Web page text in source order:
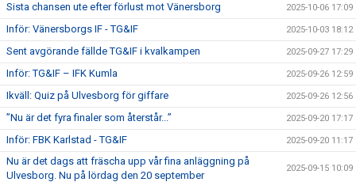
Sista chansen ute efter förlust mot Vänersborg 2025-10-06 17:09
Inför: Vänersborgs IF - TG&IF 2025-10-03 18:12
Sent avgörande fällde TG&IF i kvalkampen 2025-09-27 17:29
Inför: TG&IF – IFK Kumla 2025-09-26 12:59
Ikväll: Quiz på Ulvesborg för giffare 2025-09-26 12:56
”Nu är det fyra finaler som återstår...” 2025-09-20 17:17
Inför: FBK Karlstad - TG&IF 2025-09-20 11:17
Nu är det dags att fräscha upp vår fina anläggning på
Ulvesborg. Nu på lördag den 20 september
2025-09-15 10:09